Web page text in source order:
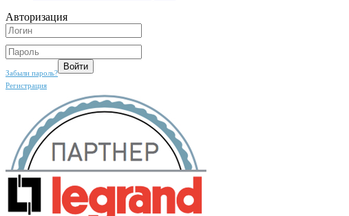
Авторизация
Забыли пароль?
Регистрация